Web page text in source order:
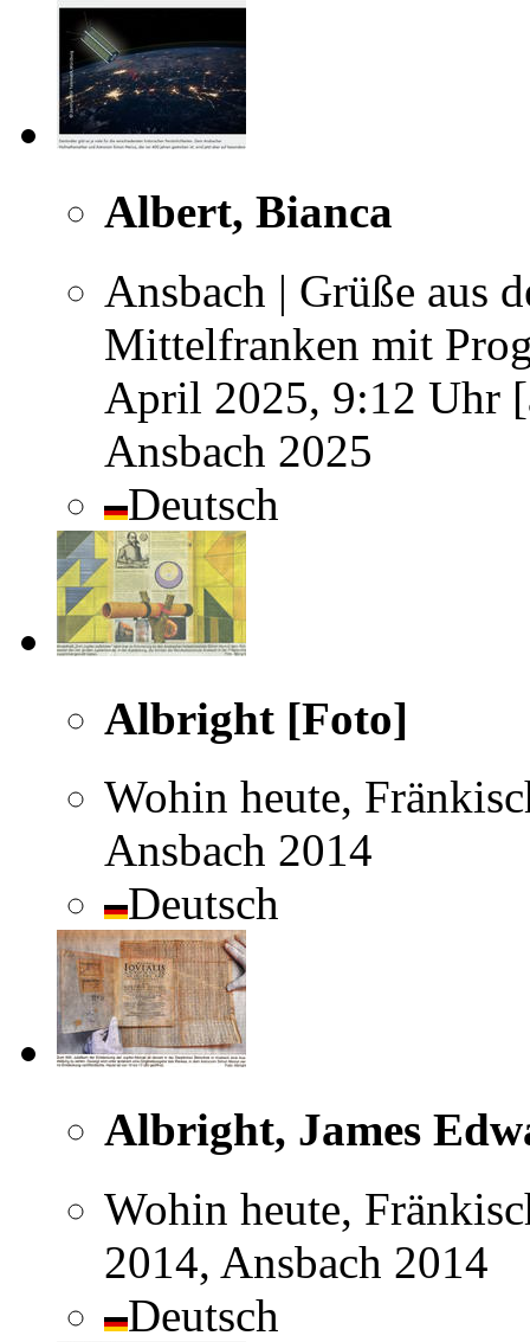
Albert, Bianca
Ansbach | Grüße aus
Mittelfranken mit
April 2025, 9:12 Uhr
Ansbach 2025
Deutsch
Albright [Foto]
Wohin heute,
Ansbach 2014
Deutsch
Albright, James
Wohin heute,
2014, Ansbach 2014
Deutsch